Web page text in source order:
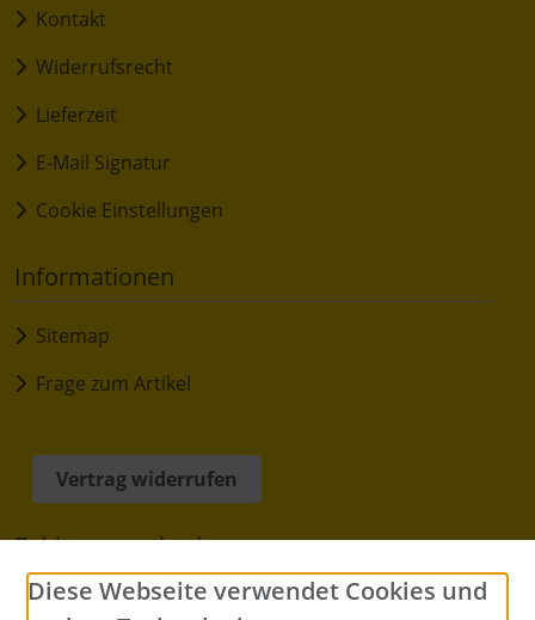
Kontakt
Widerrufsrecht
Lieferzeit
E-Mail Signatur
Cookie Einstellungen
Informationen
Sitemap
Frage zum Artikel
Vertrag widerrufen
Zahlungsmethoden
Barzahlung bei Abholung
Diese Webseite verwendet Cookies und